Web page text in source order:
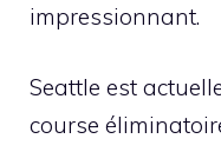
impressionnant.
Seattle est
course